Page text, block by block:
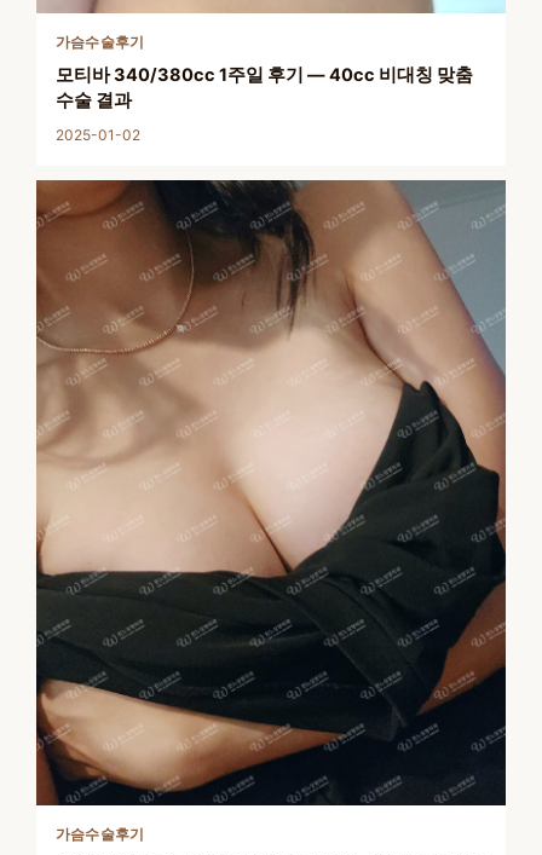
가슴수술후기
모티바 340/380cc 1주일 후기 — 40cc 비대칭 맞춤
수술 결과
2025-01-02
가슴수술후기